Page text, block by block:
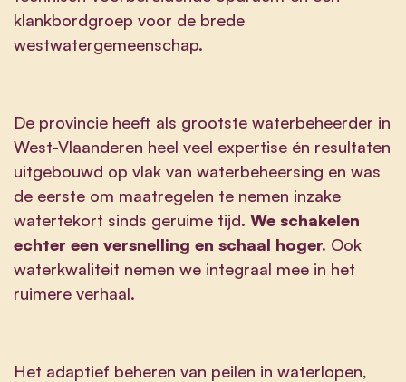
klankbordgroep voor de brede
westwatergemeenschap.
De provincie heeft als grootste waterbeheerder in
West-Vlaanderen heel veel expertise én resultaten
uitgebouwd op vlak van waterbeheersing en was
de eerste om maatregelen te nemen inzake
watertekort sinds geruime tijd. We schakelen
echter een versnelling en schaal hoger. Ook
waterkwaliteit nemen we integraal mee in het
ruimere verhaal.
Het adaptief beheren van peilen in waterlopen,